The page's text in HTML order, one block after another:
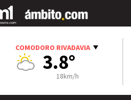
COMODORO RIVADAVIA
3.8°
18km/h